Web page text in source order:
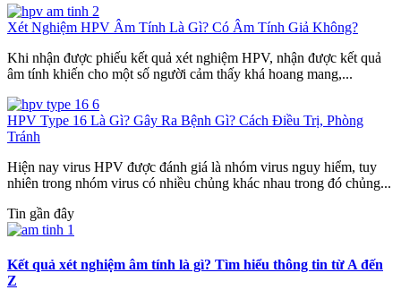
Xét Nghiệm HPV Âm Tính Là Gì? Có Âm Tính Giả Không?
Khi nhận được phiếu kết quả xét nghiệm HPV, nhận được kết quả
âm tính khiến cho một số người cảm thấy khá hoang mang,...
HPV Type 16 Là Gì? Gây Ra Bệnh Gì? Cách Điều Trị, Phòng
Tránh
Hiện nay virus HPV được đánh giá là nhóm virus nguy hiểm, tuy
nhiên trong nhóm virus có nhiều chủng khác nhau trong đó chủng...
Tin gần đây
Kết quả xét nghiệm âm tính là gì? Tìm hiểu thông tin từ A đến
Z